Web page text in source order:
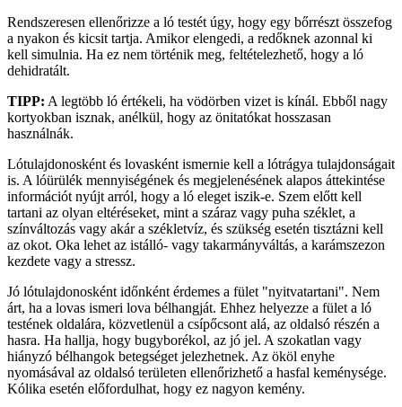
Rendszeresen ellenőrizze a ló testét úgy, hogy egy bőrrészt összefog
a nyakon és kicsit tartja. Amikor elengedi, a redőknek azonnal ki
kell simulnia. Ha ez nem történik meg, feltételezhető, hogy a ló
dehidratált.
TIPP: A legtöbb ló értékeli, ha vödörben vizet is kínál. Ebből nagy
kortyokban isznak, anélkül, hogy az önitatókat hosszasan
használnák.
Lótulajdonosként és lovasként ismernie kell a lótrágya tulajdonságait
is. A lóürülék mennyiségének és megjelenésének alapos áttekintése
információt nyújt arról, hogy a ló eleget iszik-e. Szem előtt kell
tartani az olyan eltéréseket, mint a száraz vagy puha széklet, a
színváltozás vagy akár a székletvíz, és szükség esetén tisztázni kell
az okot. Oka lehet az istálló- vagy takarmányváltás, a karámszezon
kezdete vagy a stressz.
Jó lótulajdonosként időnként érdemes a fület "nyitvatartani". Nem
árt, ha a lovas ismeri lova bélhangját. Ehhez helyezze a fület a ló
testének oldalára, közvetlenül a csípőcsont alá, az oldalsó részén a
hasra. Ha hallja, hogy bugyborékol, az jó jel. A szokatlan vagy
hiányzó bélhangok betegséget jelezhetnek. Az ököl enyhe
nyomásával az oldalsó területen ellenőrizhető a hasfal keménysége.
Kólika esetén előfordulhat, hogy ez nagyon kemény.